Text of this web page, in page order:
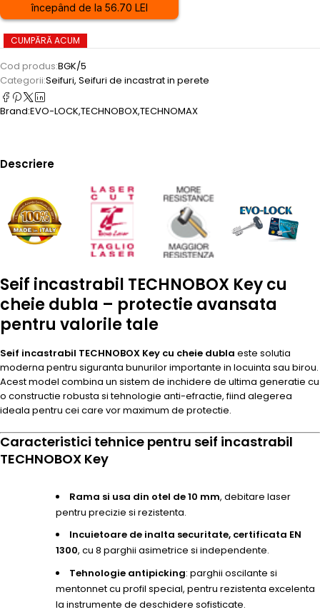
începând de la 56.70 LEI
CUMPĂRĂ ACUM
Cod produs:BGK/5
Categorii:Seifuri, Seifuri de incastrat in perete
Brand:EVO-LOCK,TECHNOBOX,TECHNOMAX
Descriere
Seif incastrabil TECHNOBOX Key cu
cheie dubla – protectie avansata
pentru valorile tale
Seif incastrabil TECHNOBOX Key cu cheie dubla este solutia
moderna pentru siguranta bunurilor importante in locuinta sau birou.
Acest model combina un sistem de inchidere de ultima generatie cu
o constructie robusta si tehnologie anti-efractie, fiind alegerea
ideala pentru cei care vor maximum de protectie.
Caracteristici tehnice pentru seif incastrabil
TECHNOBOX Key
Rama si usa din otel de 10 mm, debitare laser
pentru precizie si rezistenta.
Incuietoare de inalta securitate, certificata EN
1300, cu 8 parghii asimetrice si independente.
Tehnologie antipicking: parghii oscilante si
mentonnet cu profil special, pentru rezistenta excelenta
la instrumente de deschidere sofisticate.